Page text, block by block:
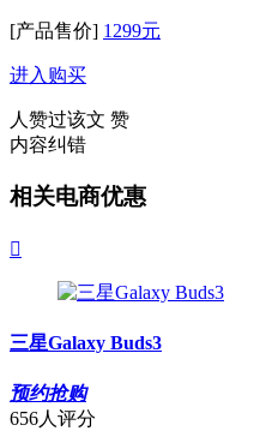
[产品售价] 1299元
进入购买
人赞过该文 赞
内容纠错
相关电商优惠

三星Galaxy Buds3
预约抢购
656人评分